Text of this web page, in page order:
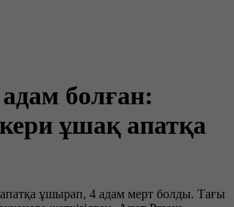
болған:
ұшақ апатқа
ұшырап, 4 адам мерт болды. Тағы